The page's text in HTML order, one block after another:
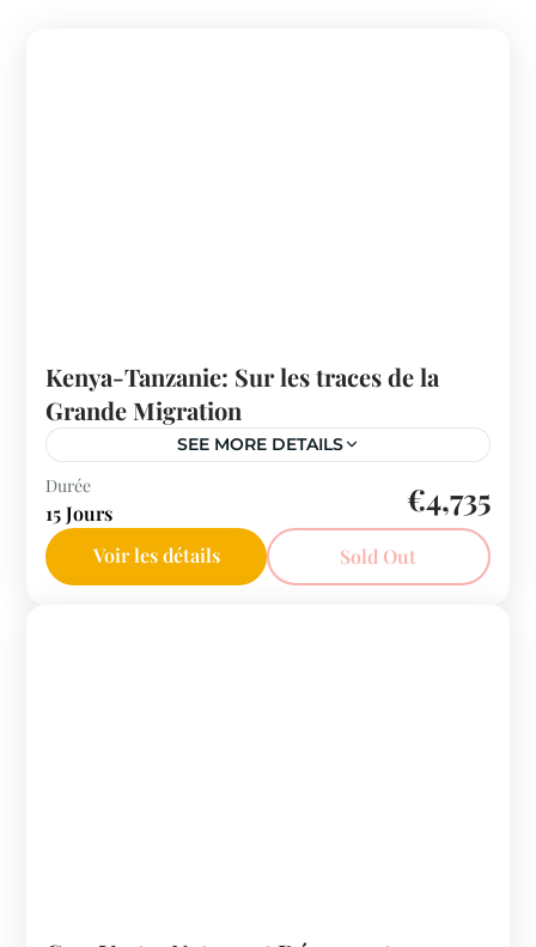
Kenya-Tanzanie: Sur les traces de la
Grande Migration
SEE MORE DETAILS
Afrique de l'Est
Durée
15 Jours €4,735
Voir les détails Sold Out